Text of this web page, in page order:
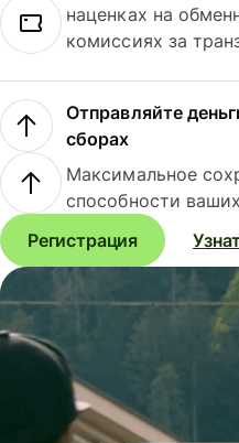
наценках на
комиссиях за
Отправляйте
сборах
Максимальное
способности
Регистрация